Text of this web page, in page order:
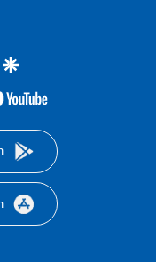
twittergoogle
youtube-